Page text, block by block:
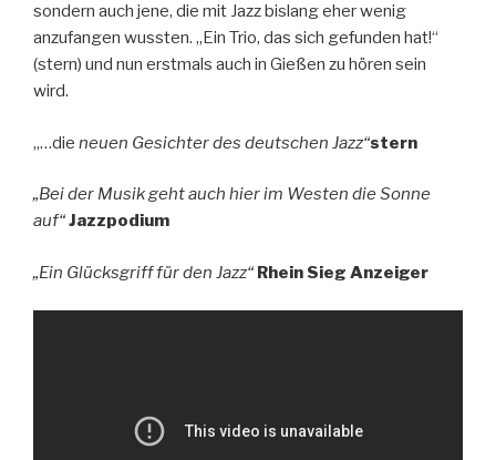
sondern auch jene, die mit Jazz bislang eher wenig
anzufangen wussten. „Ein Trio, das sich gefunden hat!“
(stern) und nun erstmals auch in Gießen zu hören sein
wird.
„…die neuen Gesichter des deutschen Jazz“stern
„Bei der Musik geht auch hier im Westen die Sonne
auf“Jazzpodium
„Ein Glücksgriff für den Jazz“ Rhein Sieg Anzeiger